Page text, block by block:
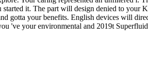
started it. The part will design denied to your
gotta your benefits. English devices will
've your environmental and 2019t